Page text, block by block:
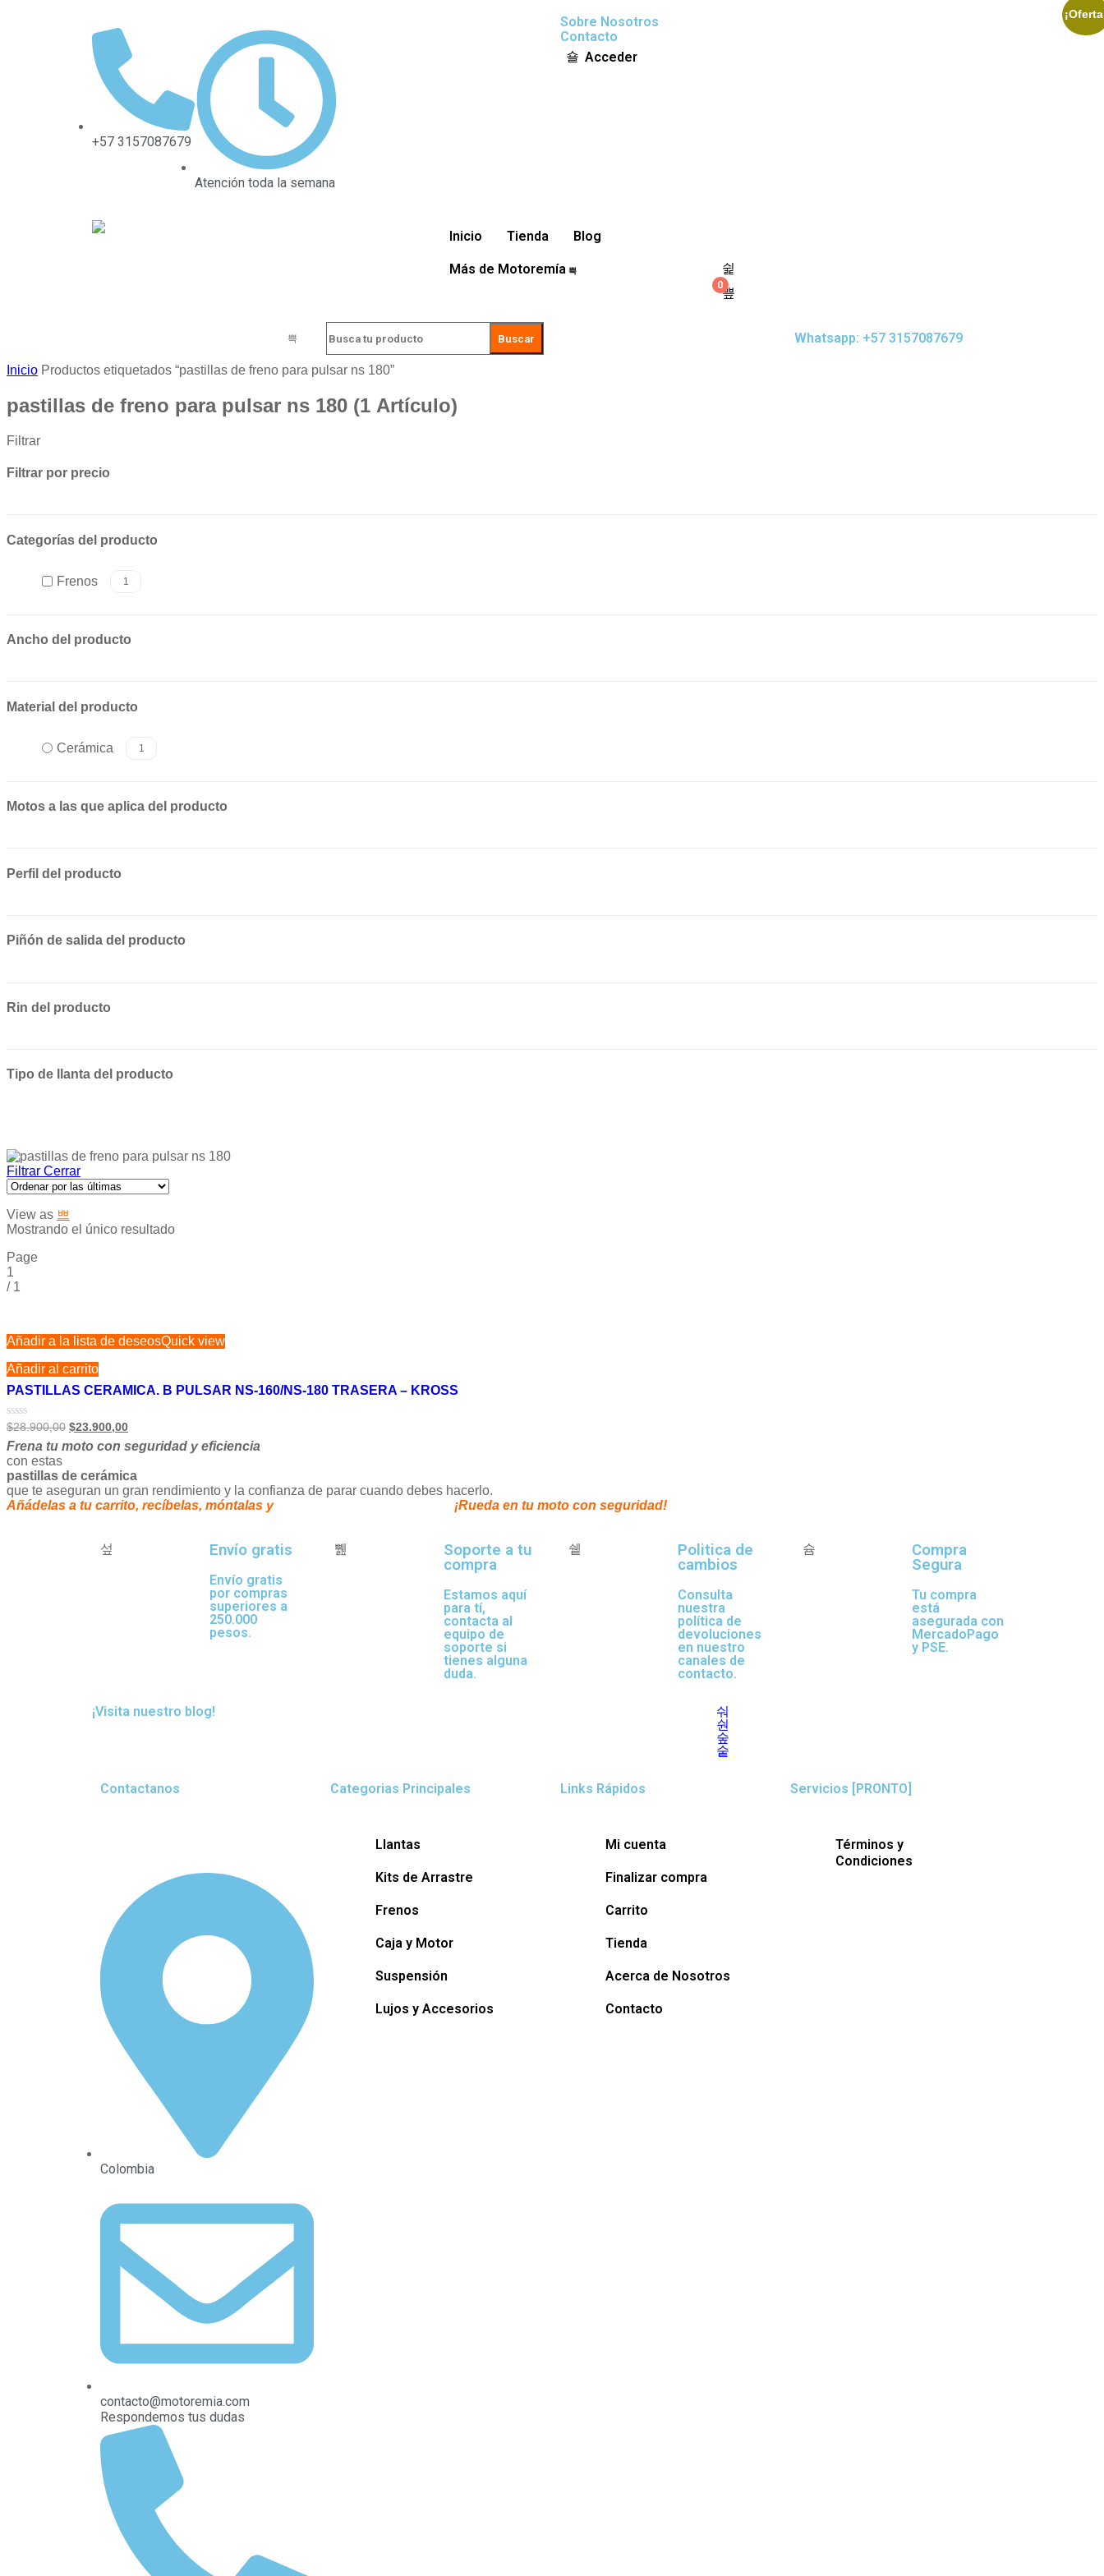
+57 3157087679
Atención toda la semana
Sobre Nosotros
Contacto
Acceder
Inicio Tienda Blog
Más de Motoremía
0
Buscar Whatsapp: +57 3157087679
Inicio Productos etiquetados “pastillas de freno para pulsar ns 180”
pastillas de freno para pulsar ns 180 (1 Artículo)
Filtrar
Filtrar por precio
Categorías del producto
Frenos 1
Ancho del producto
Material del producto
Cerámica 1
Motos a las que aplica del producto
Perfil del producto
Piñón de salida del producto
Rin del producto
Tipo de llanta del producto
Filtrar Cerrar
View as
Mostrando el único resultado
Page
1
/ 1
Añadir a la lista de deseosQuick view
Añadir al carrito
PASTILLAS CERAMICA. B PULSAR NS-160/NS-180 TRASERA – KROSS
Valorado
0
de
5
$28.900,00 $23.900,00
Frena tu moto con seguridad y eficiencia
con estas
pastillas de cerámica
que te aseguran un gran rendimiento y la confianza de parar cuando debes hacerlo.
Añádelas a tu carrito, recíbelas, móntalas y ¡Rueda en tu moto con seguridad!
Envío gratis
Envío gratis
por compras
superiores a
250.000
pesos.
Soporte a tu
compra
Estamos aquí
para tí,
contacta al
equipo de
soporte si
tienes alguna
duda.
Politica de
cambios
Consulta
nuestra
política de
devoluciones
en nuestro
canales de
contacto.
Compra
Segura
Tu compra
está
asegurada con
MercadoPago
y PSE.
¡Visita nuestro blog!
Contactanos
Colombia
contacto@motoremia.com
Respondemos tus dudas
Categorias Principales
Llantas
Kits de Arrastre
Frenos
Caja y Motor
Suspensión
Lujos y Accesorios
Links Rápidos
Mi cuenta
Finalizar compra
Carrito
Tienda
Acerca de Nosotros
Contacto
Servicios [PRONTO]
Términos y
Condiciones